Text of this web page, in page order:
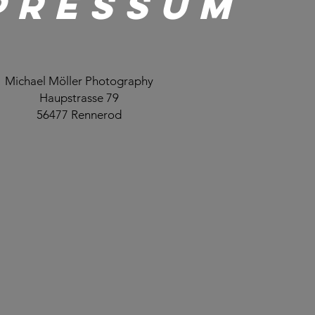
Michael Möller Photography
Haupstrasse 79
56477 Rennerod